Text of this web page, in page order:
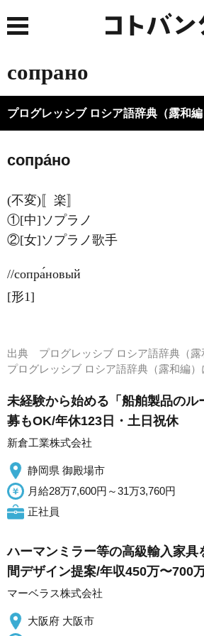
сопрано
プログレッシブ ロシア語辞典（露和編
сопра́но
(不変)〚楽〛
①[中]ソプラノ
②[女]ソプラノ歌手
//сопра́новый
[形1]
出典 プログレッシブ ロシア語辞典（露
プログレッシブ ロシア語辞典（露和編
未経験から始める「船舶製品のル
募もOK/年休123日・土日祝休
新倉工業株式会社
静岡県 御殿場市
月給28万7,600円～31万3,760円
正社員
ハーマンミラー等の高級輸入家具
間デザイン提案/年収450万〜700
マーベラス株式会社
大阪府 大阪市